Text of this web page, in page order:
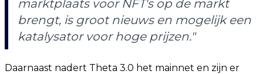
marktplaats voor NFT's op de markt
brengt, is groot nieuws en mogelijk een
katalysator voor hoge prijzen."
Daarnaast nadert Theta 3.0 het mainnet en zijn er